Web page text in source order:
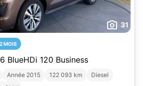
31
MOIS
BlueHDi 120 Business
Année 2015 122 093 km
Diesel